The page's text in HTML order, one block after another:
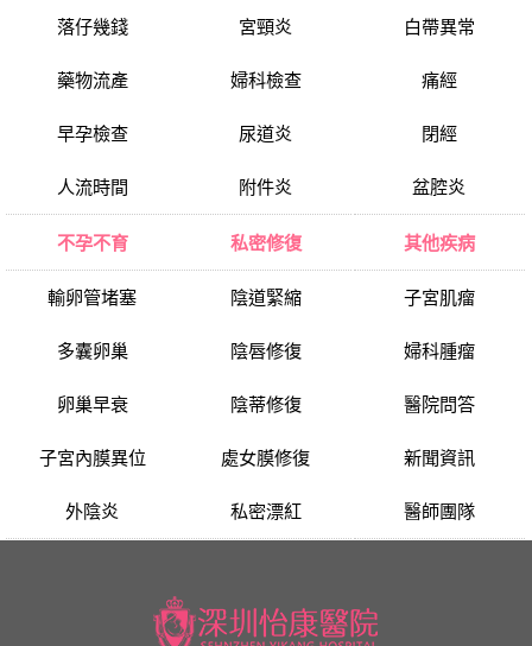
落仔幾錢
藥物流產
早孕檢查
人流時間
宮頸炎
婦科檢查
尿道炎
附件炎
白帶異常
痛經
閉經
盆腔炎
不孕不育
輸卵管堵塞
多囊卵巢
卵巢早衰
子宮內膜異位
外陰炎
私密修復
陰道緊縮
陰唇修復
陰蒂修復
處女膜修復
私密漂紅
其他疾病
子宮肌瘤
婦科腫瘤
醫院問答
新聞資訊
醫師團隊